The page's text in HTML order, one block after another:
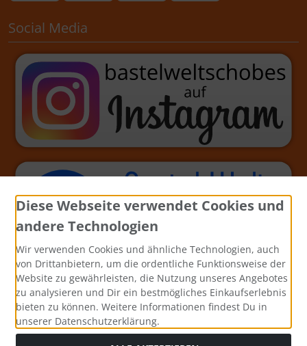
Social Media
Diese Webseite verwendet Cookies und
andere Technologien
Wir verwenden Cookies und ähnliche Technologien, auch
von Drittanbietern, um die ordentliche Funktionsweise der
Website zu gewährleisten, die Nutzung unseres Angebotes
zu analysieren und Dir ein bestmögliches Einkaufserlebnis
bieten zu können. Weitere Informationen findest Du in
unserer Datenschutzerklärung.